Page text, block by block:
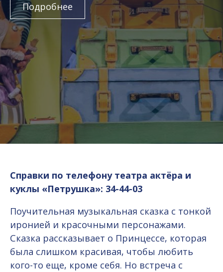
Подробнее
Справки по телефону театра актёра и
куклы «Петрушка»: 34-44-03
Поучительная музыкальная сказка с тонкой
иронией и красочными персонажами.
Сказка рассказывает о Принцессе, которая
была слишком красивая, чтобы любить
кого-то еще, кроме себя. Но встреча с